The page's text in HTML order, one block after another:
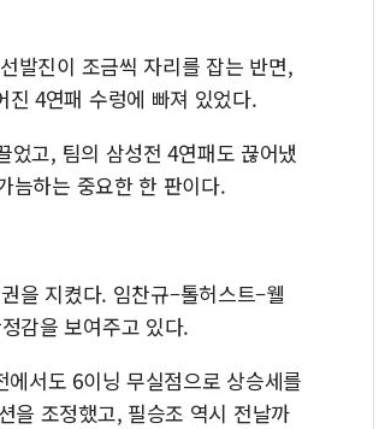
발진이 조금씩 자리를 잡는 반면,
4연패 수렁에 빠져 있었다.
고, 팀의 삼성전 4연패도 끊어냈
늠하는 중요한 한 판이다.
을 지켰다. 임찬규–톨허스트–웰
감을 보여주고 있다.
서도 6이닝 무실점으로 상승세를
을 조정했고, 필승조 역시 전날까